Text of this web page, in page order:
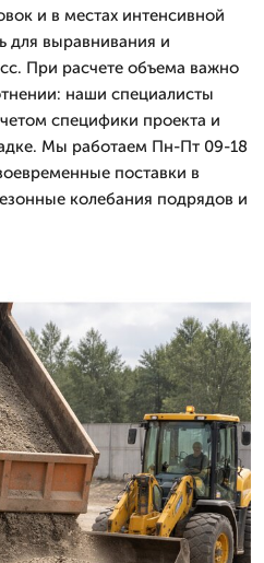
и в местах интенсивной
для выравнивания и
При расчете объема важно
наши специалисты
специфики проекта и
Мы работаем Пн-Пт 09-18
поставки в
колебания подрядов и